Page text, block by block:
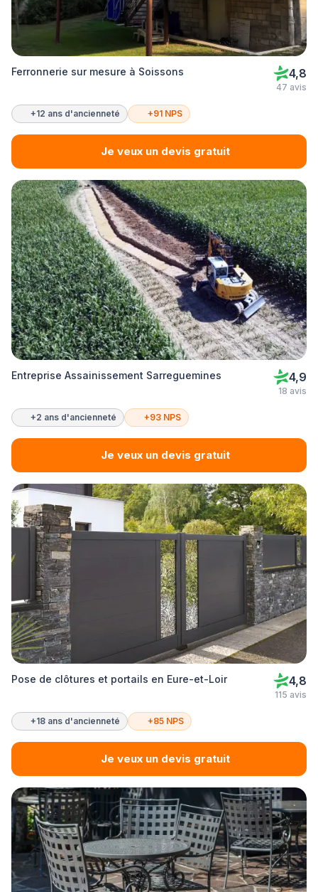
Ferronnerie sur mesure à Soissons 4,8
47 avis
+12 ans d'ancienneté +91 NPS
Je veux un devis gratuit
Entreprise Assainissement Sarreguemines 4,9
18 avis
+2 ans d'ancienneté +93 NPS
Je veux un devis gratuit
Pose de clôtures et portails en Eure-et-Loir 4,8
115 avis
+18 ans d'ancienneté +85 NPS
Je veux un devis gratuit